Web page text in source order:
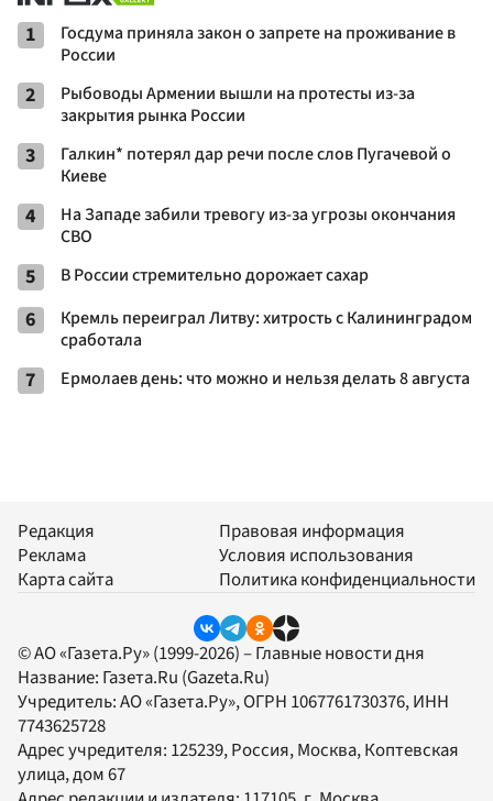
1
Госдума приняла закон о запрете на проживание в
России
2
Рыбоводы Армении вышли на протесты из-за
закрытия рынка России
3
Галкин* потерял дар речи после слов Пугачевой о
Киеве
4
На Западе забили тревогу из-за угрозы окончания
СВО
5 В России стремительно дорожает сахар
6
Кремль переиграл Литву: хитрость с Калининградом
сработала
7 Ермолаев день: что можно и нельзя делать 8 августа
Редакция
Реклама
Карта сайта
Правовая информация
Условия использования
Политика конфиденциальности
© АО «Газета.Ру» (1999-2026) – Главные новости дня
Название: Газета.Ru (Gazeta.Ru)
Учредитель:АО «Газета.Ру», ОГРН 1067761730376, ИНН
7743625728
Адрес учредителя: 125239, Россия, Москва, Коптевская
улица, дом 67